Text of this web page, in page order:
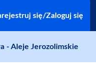
się/Zaloguj się
- Aleje Jerozolimskie